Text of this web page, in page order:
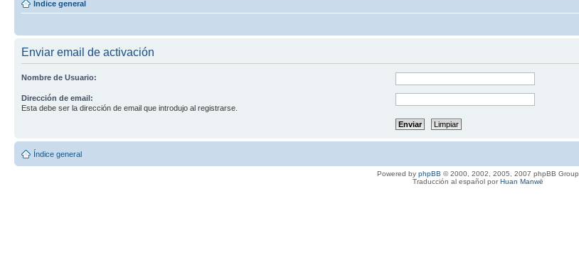
Índice general
Enviar email de activación
Nombre de Usuario:
Dirección de email:
Esta debe ser la dirección de email que introdujo al registrarse.
Índice general
Powered by phpBB © 2000, 2002, 2005, 2007 phpBB Group
Traducción al español porHuan Manwë